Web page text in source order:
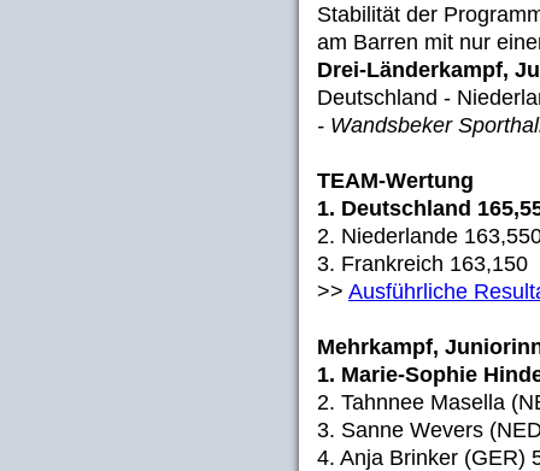
Stabilität der
am Barren mit nur
Drei-Länderkampf,
Deutschland -
- Wandsbeker
TEAM-Wertung
1. Deutschland
2. Niederlande
3. Frankreich 163,150
>> Ausführliche
Mehrkampf,
1. Marie-Sophie
2. Tahnnee Masella
3. Sanne Wevers
4. Anja Brinker (GER)